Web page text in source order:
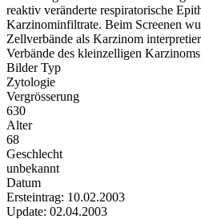
reaktiv veränderte respiratorische
Karzinominfiltrate. Beim Screenen
Zellverbände als Karzinom
Verbände des kleinzelligen
Bilder Typ
Zytologie
Vergrösserung
630
Alter
68
Geschlecht
unbekannt
Datum
Ersteintrag: 10.02.2003
Update: 02.04.2003